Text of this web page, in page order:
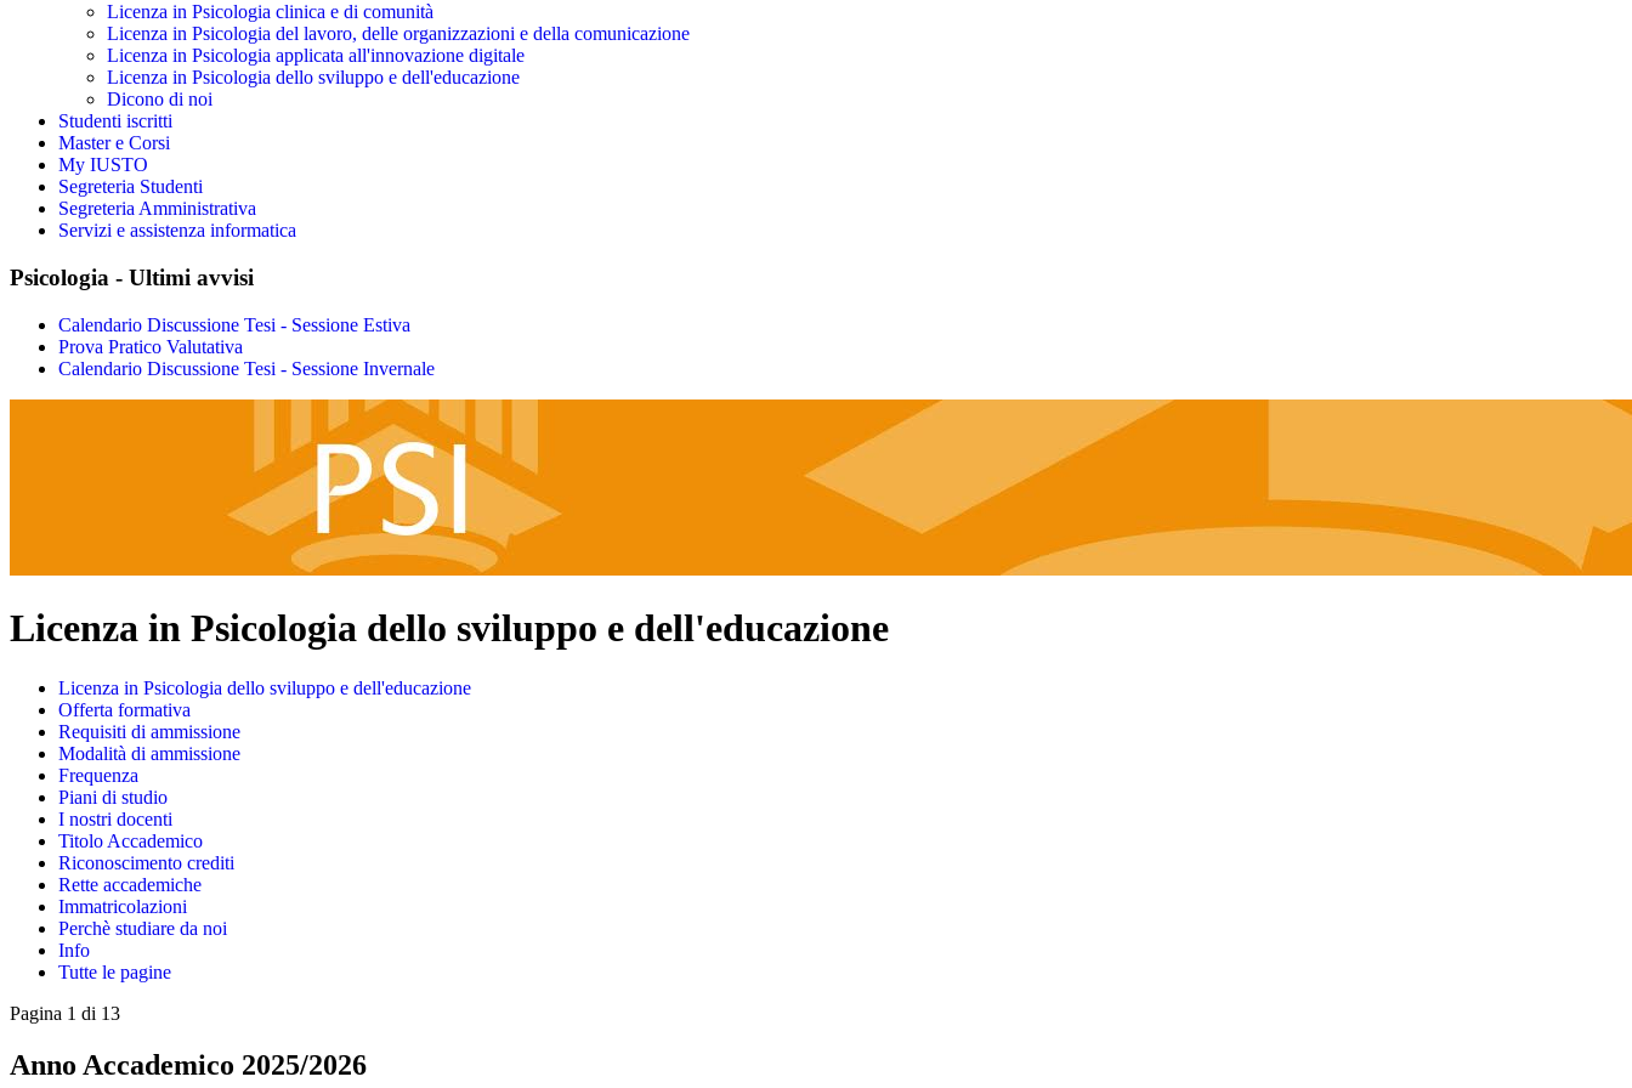
Licenza in Psicologia clinica e di comunità
Licenza in Psicologia del lavoro, delle organizzazioni e della comunicazione
Licenza in Psicologia applicata all'innovazione digitale
Licenza in Psicologia dello sviluppo e dell'educazione
Dicono di noi
Studenti iscritti
Master e Corsi
My IUSTO
Segreteria Studenti
Segreteria Amministrativa
Servizi e assistenza informatica
Psicologia - Ultimi avvisi
Calendario Discussione Tesi - Sessione Estiva
Prova Pratico Valutativa
Calendario Discussione Tesi - Sessione Invernale
Licenza in Psicologia dello sviluppo e dell'educazione
Licenza in Psicologia dello sviluppo e dell'educazione
Offerta formativa
Requisiti di ammissione
Modalità di ammissione
Frequenza
Piani di studio
I nostri docenti
Titolo Accademico
Riconoscimento crediti
Rette accademiche
Immatricolazioni
Perchè studiare da noi
Info
Tutte le pagine
Pagina 1 di 13
Anno Accademico 2025/2026